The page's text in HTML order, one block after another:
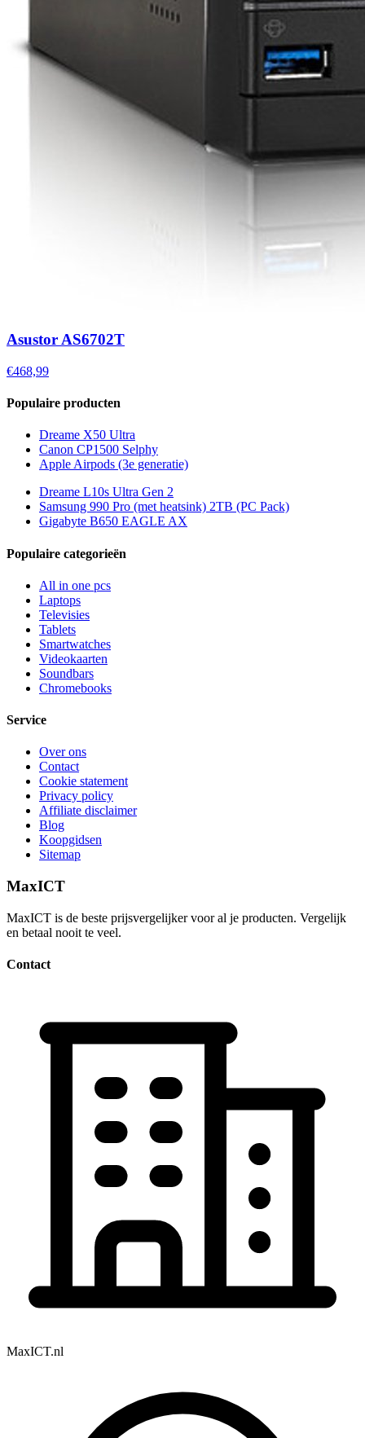
Asustor AS6702T
€468,99
Populaire producten
Dreame X50 Ultra
Canon CP1500 Selphy
Apple Airpods (3e generatie)
Dreame L10s Ultra Gen 2
Samsung 990 Pro (met heatsink) 2TB (PC Pack)
Gigabyte B650 EAGLE AX
Populaire categorieën
All in one pcs
Laptops
Televisies
Tablets
Smartwatches
Videokaarten
Soundbars
Chromebooks
Service
Over ons
Contact
Cookie statement
Privacy policy
Affiliate disclaimer
Blog
Koopgidsen
Sitemap
MaxICT
MaxICT is de beste prijsvergelijker voor al je producten. Vergelijk
en betaal nooit te veel.
Contact
MaxICT.nl